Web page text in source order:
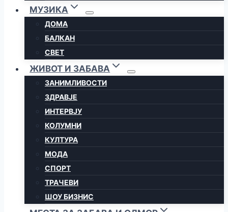
МУЗИКА
ДОМА
БАЛКАН
СВЕТ
ЖИВОТ И ЗАБАВА
ЗАНИМЛИВОСТИ
ЗДРАВЈЕ
ИНТЕРВЈУ
КОЛУМНИ
КУЛТУРА
МОДА
СПОРТ
ТРАЧЕВИ
ШОУ БИЗНИС